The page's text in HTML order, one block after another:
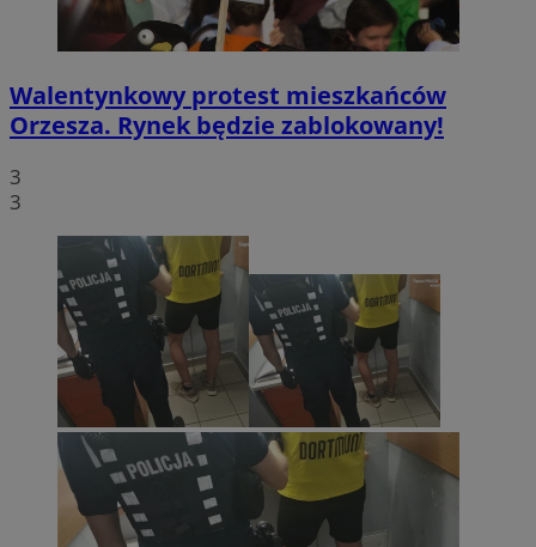
Walentynkowy protest mieszkańców
Orzesza. Rynek będzie zablokowany!
3
3